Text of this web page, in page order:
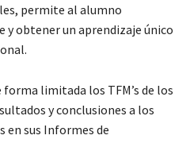
permite al alumno
y obtener un aprendizaje único
forma limitada los TFM’s de los
y conclusiones a los
en sus Informes de